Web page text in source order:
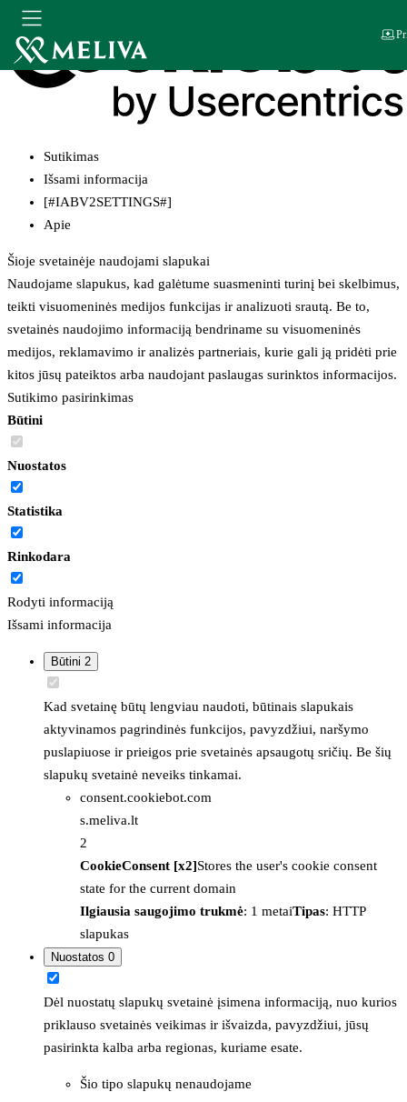
Sutikimas
Išsami informacija
[#IABV2SETTINGS#]
Apie
Šioje svetainėje naudojami slapukai
Naudojame slapukus, kad galėtume suasmeninti turinį bei skelbimus,
teikti visuomeninės medijos funkcijas ir analizuoti srautą. Be to,
svetainės naudojimo informaciją bendriname su visuomeninės
medijos, reklamavimo ir analizės partneriais, kurie gali ją pridėti prie
kitos jūsų pateiktos arba naudojant paslaugas surinktos informacijos.
Sutikimo pasirinkimas
Būtini
Nuostatos
Statistika
Rinkodara
Rodyti informaciją
Išsami informacija
Būtini 2
Kad svetainę būtų lengviau naudoti, būtinais slapukais
aktyvinamos pagrindinės funkcijos, pavyzdžiui, naršymo
puslapiuose ir prieigos prie svetainės apsaugotų sričių. Be šių
slapukų svetainė neveiks tinkamai.
consent.cookiebot.com
s.meliva.lt
2
CookieConsent [x2]Stores the user's cookie consent
state for the current domain
Ilgiausia saugojimo trukmė: 1 metaiTipas: HTTP
slapukas
Nuostatos 0
Dėl nuostatų slapukų svetainė įsimena informaciją, nuo kurios
priklauso svetainės veikimas ir išvaizda, pavyzdžiui, jūsų
pasirinkta kalba arba regionas, kuriame esate.
Šio tipo slapukų nenaudojame